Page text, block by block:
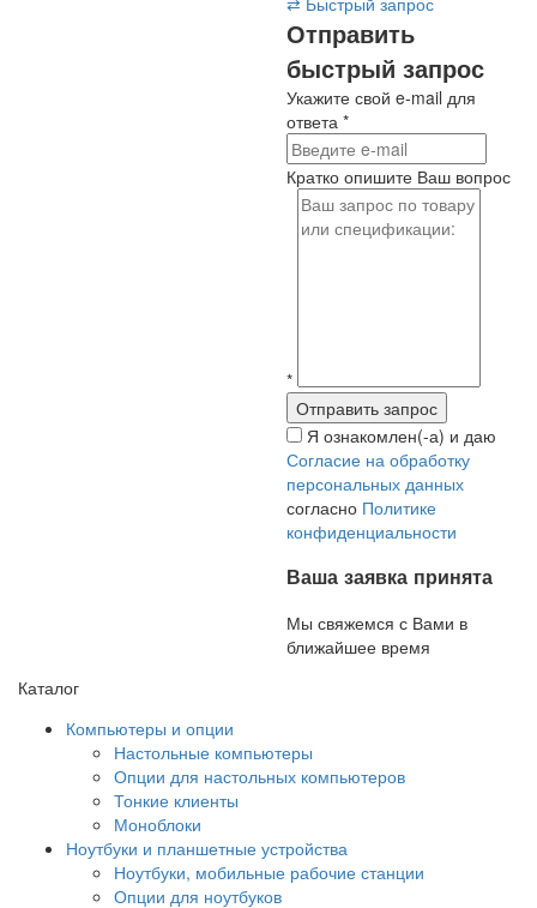
Отправить
быстрый запрос
Укажите свой e-mail для
ответа *
Кратко опишите Ваш вопрос
*
Я ознакомлен(-а) и даю
Согласие на обработку
персональных данных
согласно Политике
конфиденциальности
Ваша заявка принята
Мы свяжемся с Вами в
ближайшее время
Каталог
Компьютеры и опции
Настольные компьютеры
Опции для настольных компьютеров
Тонкие клиенты
Моноблоки
Ноутбуки и планшетные устройства
Ноутбуки, мобильные рабочие станции
Опции для ноутбуков